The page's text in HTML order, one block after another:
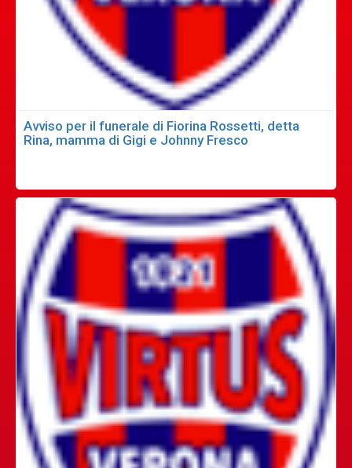
Avviso per il funerale di Fiorina Rossetti, detta
Rina, mamma di Gigi e Johnny Fresco